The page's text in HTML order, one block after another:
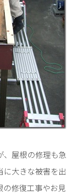
、屋根の修理も急
に大きな被害を出
の修復工事やお見